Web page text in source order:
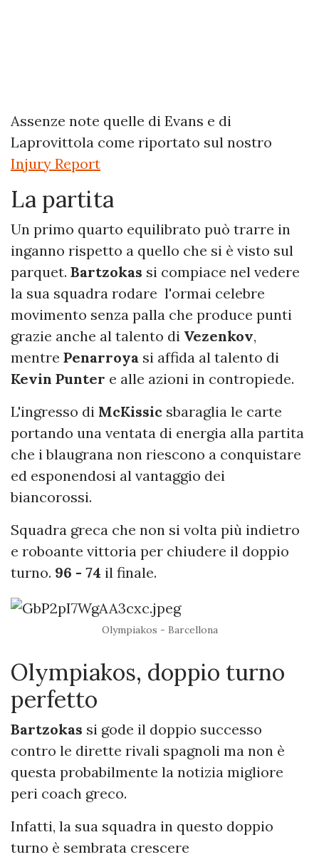
Assenze note quelle di Evans e di
Laprovittola come riportato sul nostro
Injury Report
La partita
Un primo quarto equilibrato può trarre in
inganno rispetto a quello che si è visto sul
parquet. Bartzokas si compiace nel vedere
la sua squadra rodare l'ormai celebre
movimento senza palla che produce punti
grazie anche al talento di Vezenkov,
mentre Penarroya si affida al talento di
Kevin Punter e alle azioni in contropiede.
L'ingresso di McKissic sbaraglia le carte
portando una ventata di energia alla partita
che i blaugrana non riescono a conquistare
ed esponendosi al vantaggio dei
biancorossi.
Squadra greca che non si volta più indietro
e roboante vittoria per chiudere il doppio
turno. 96 - 74 il finale.
Olympiakos - Barcellona
Olympiakos, doppio turno
perfetto
Bartzokas si gode il doppio successo
contro le dirette rivali spagnoli ma non è
questa probabilmente la notizia migliore
peri coach greco.
Infatti, la sua squadra in questo doppio
turno è sembrata crescere